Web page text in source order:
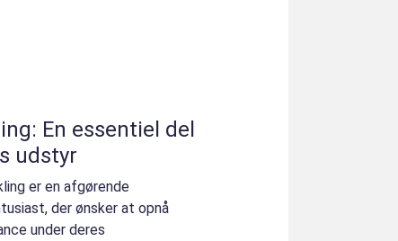
En essentiel del
udstyr
er en afgørende
der ønsker at opnå
under deres